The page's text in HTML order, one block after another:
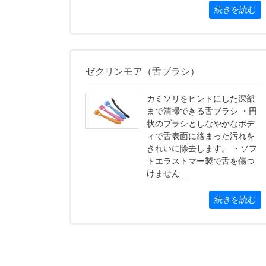
続きを読む
ゼクリンモア（舌ブラシ）
カミソリをヒントにした深部
まで清掃できる舌ブラシ ・円
状のブラシとしなやかなボデ
ィで舌表面に絡まった汚れを
きれいに除去します。 ・ソフ
トエラストマー製で舌を傷つ
けません...
続きを読む